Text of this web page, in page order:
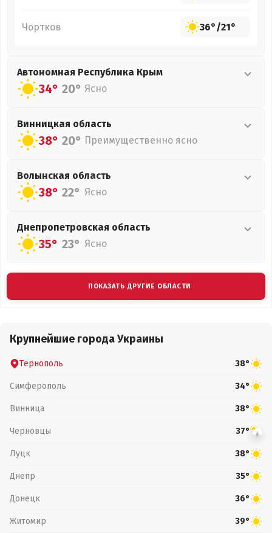
Чортков 36°/21°
Автономная Республика Крым
34° 20° Ясно
Винницкая область
38° 20° Преимущественно ясно
Волынская область
38° 22° Ясно
Днепропетровская область
35° 23° Ясно
ПОКАЗАТЬ ДРУГИЕ ОБЛАСТИ
Крупнейшие города Украины
Тернополь 38°
Симферополь 34°
Винница 38°
Черновцы 37°
Луцк 38°
Днепр 35°
Донецк 36°
Житомир 39°